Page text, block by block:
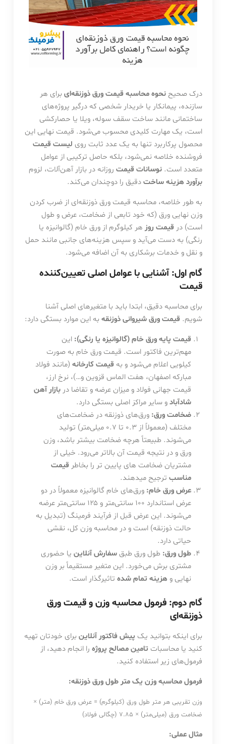
درک صحیح نحوه محاسبه قیمت ورق ذوزنقه‌ایبرای هر
سازنده، پیمانکار یا خریدار شخصی که درگیر پروژه‌های
ساختمانی مانند ساخت سقف سوله، ویلا یا حصارکشی
است، یک مهارت کلیدی محسوب می‌شود. قیمت نهایی این
محصول پرکاربرد تنها به یک عدد ثابت روی لیست قیمت
فروشنده خلاصه نمی‌شود، بلکه حاصل ترکیبی از عوامل
متعدد است. نوسانات قیمتروزانه در بازار آهن‌آلات، لزوم
برآورد هزینه ساختدقیق را دوچندان می‌کند.
به طور خلاصه، محاسبه قیمت ورق ذوزنقه‌ای از ضرب کردن
وزن نهایی ورق (که خود تابعی از ضخامت، عرض و طول
است) در قیمت روزهر کیلوگرم از ورق خام (گالوانیزه یا
رنگی) به دست می‌آید و سپس هزینه‌های جانبی مانند حمل
و نقل و خدمات برشکاری به آن اضافه می‌شود.
گام اول: آشنایی با عوامل اصلی تعیین‌کننده
قیمت
برای محاسبه دقیق، ابتدا باید با متغیرهای اصلی آشنا
شویم. قیمت ورق شیروانی ذوزنقهبه این موارد بستگی دارد:
قیمت پایه ورق خام (گالوانیزه یا رنگی): این
مهم‌ترین فاکتور است. قیمت ورق خام به صورت
کیلویی اعلام می‌شود و به قیمت کارخانه (مانند فولاد
مبارکه اصفهان، هفت الماس قزوین و…)، نرخ ارز،
قیمت جهانی فولاد و میزان عرضه و تقاضا دربازار آهن
شادآبادو سایر مراکز اصلی بستگی دارد.
ضخامت ورق: ورق‌های ذوزنقه در ضخامت‌های
مختلف (معمولاً از ۰.۳ تا ۰.۷ میلی‌متر) تولید
می‌شوند. طبیعتاً هرچه ضخامت بیشتر باشد، وزن
ورق و در نتیجه قیمت آن بالاتر می‌رود. خیلی از
مشتریان ضخامت های پایین تر را بخاطر قیمت
مناسب ترجیح میدهند.
عرض ورق خام: ورق‌های خام گالوانیزه معمولاً در دو
عرض استاندارد ۱۰۰ سانتی‌متر و ۱۲۵ سانتی‌متر عرضه
می‌شوند. این عرض قبل از فرآیند فرمینگ (تبدیل به
حالت ذوزنقه) است و در محاسبه وزن کل، نقشی
حیاتی دارد.
طول ورق: طول ورق طبقسفارش آنلاین یا حضوری
مشتری برش می‌خورد. این متغیر مستقیماً بر وزن
نهایی و هزینه تمام شده تاثیرگذار است.
گام دوم: فرمول محاسبه وزن و قیمت ورق
ذوزنقه‌ای
برای اینکه بتوانید یک پیش فاکتور آنلاینبرای خودتان تهیه
کنید یا محاسبات تامین مصالح پروژهرا انجام دهید، از
فرمول‌های زیر استفاده کنید.
فرمول محاسبه وزن یک متر طول ورق ذوزنقه:
وزن تقریبی هر متر طول ورق (کیلوگرم) = عرض ورق خام (متر) ×
ضخامت ورق (میلی‌متر) × 7.85 (چگالی فولاد)
مثال عملی: